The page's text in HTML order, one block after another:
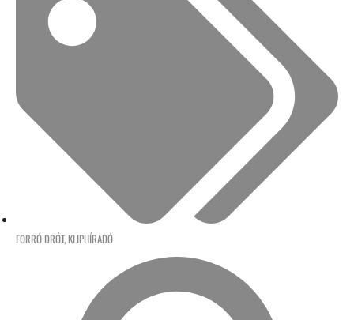
FORRÓ DRÓT, KLIPHÍRADÓ